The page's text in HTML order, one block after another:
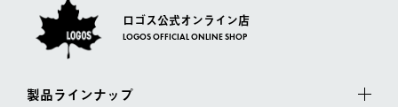
ロゴス公式オンライン店
LOGOS OFFICIAL ONLINE SHOP
製品ラインナップ